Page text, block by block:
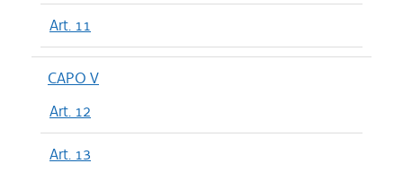
Art. 11
CAPO V
Art. 12
Art. 13